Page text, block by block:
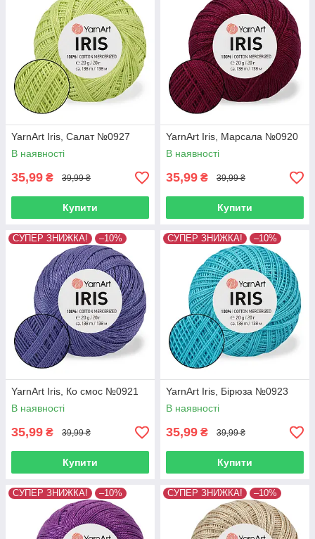
YarnArt Iris, Салат №0927
В наявності
35,99 ₴ 39,99 ₴
Купити
YarnArt Iris, Марсала №0920
В наявності
35,99 ₴ 39,99 ₴
Купити
СУПЕР ЗНИЖКА! –10%
YarnArt Iris, Ко смос №0921
В наявності
35,99 ₴ 39,99 ₴
Купити
СУПЕР ЗНИЖКА! –10%
YarnArt Iris, Бірюза №0923
В наявності
35,99 ₴ 39,99 ₴
Купити
СУПЕР ЗНИЖКА! –10% СУПЕР ЗНИЖКА! –10%